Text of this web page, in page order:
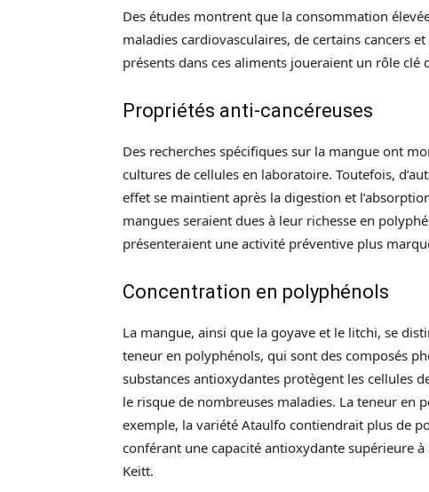
Des études montrent que la consommation
maladies cardiovasculaires, de certains cancers
présents dans ces aliments joueraient un rôle clé
Propriétés anti-cancéreuses
Des recherches spécifiques sur la mangue ont
cultures de cellules en laboratoire. Toutefois,
effet se maintient après la digestion et
mangues seraient dues à leur richesse en
présenteraient une activité préventive plus
Concentration en polyphénols
La mangue, ainsi que la goyave et le litchi, se
teneur en polyphénols, qui sont des composés
substances antioxydantes protègent les cellules
le risque de nombreuses maladies. La teneur en
exemple, la variété Ataulfo contiendrait plus de
conférant une capacité antioxydante supérieure
Keitt.